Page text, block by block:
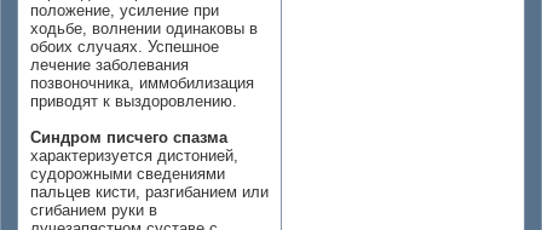
положение, усиление при
ходьбе, волнении одинаковы в
обоих случаях. Успешное
лечение заболевания
позвоночника, иммобилизация
приводят к выздоровлению.
Синдром писчего спазма
характеризуется дистонией,
судорожными сведениями
пальцев кисти, разгибанием или
сгибанием руки в